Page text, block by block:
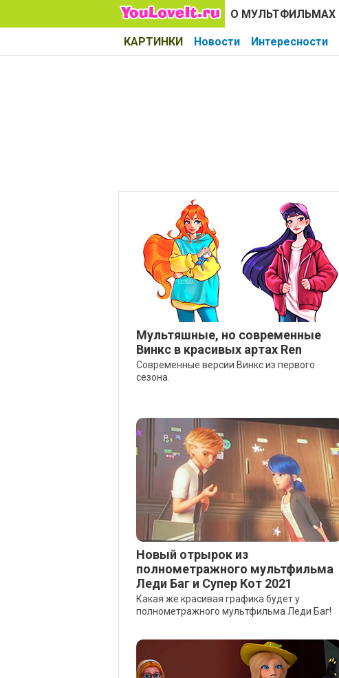
О МУЛЬТФИЛЬМАХ
КАРТИНКИ Новости Интересности
Мультяшные, но современные
Винкс в красивых артах Ren
Современные версии Винкс из первого
сезона.
Новый отрырок из
полнометражного мультфильма
Леди Баг и Супер Кот 2021
Какая же красивая графика будет у
полнометражного мультфильма Леди Баг!